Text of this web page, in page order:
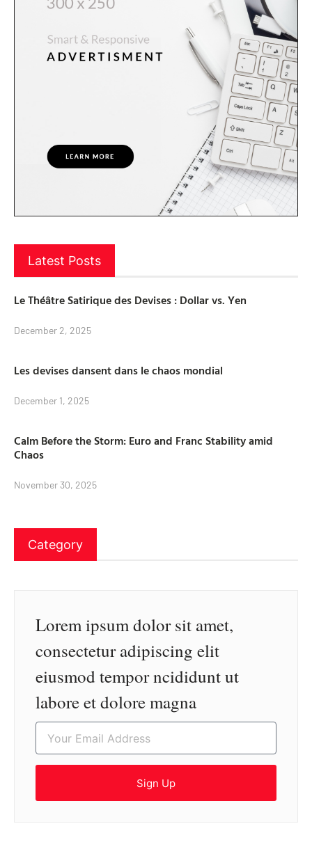
Latest Posts
Le Théâtre Satirique des Devises : Dollar vs. Yen
December 2, 2025
Les devises dansent dans le chaos mondial
December 1, 2025
Calm Before the Storm: Euro and Franc Stability amid
Chaos
November 30, 2025
Category
Lorem ipsum dolor sit amet,
consectetur adipiscing elit
eiusmod tempor ncididunt ut
labore et dolore magna
Sign Up